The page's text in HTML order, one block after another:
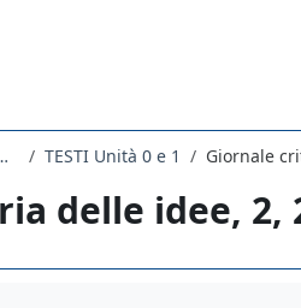
E CONTEMPORANEA 2021 TESTI Unità 0 e 1 Giornale
delle idee, 2,